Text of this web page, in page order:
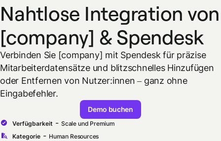
Nahtlose Integration von
[company] & Spendesk
Verbinden Sie [company] mit Spendesk für präzise
Mitarbeiterdatensätze und blitzschnelles Hinzufügen
oder Entfernen von Nutzer:innen – ganz ohne
Eingabefehler.
Demo buchen
Verfügbarkeit - Scale und Premium
Kategorie - Human Resources